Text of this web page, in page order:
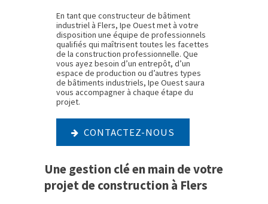
En tant que constructeur de bâtiment
industriel à Flers, Ipe Ouest met à votre
disposition une équipe de professionnels
qualifiés qui maîtrisent toutes les facettes
de la construction professionnelle. Que
vous ayez besoin d’un entrepôt, d’un
espace de production ou d’autres types
de bâtiments industriels, Ipe Ouest saura
vous accompagner à chaque étape du
projet.
CONTACTEZ-NOUS
Une gestion clé en main de votre
projet de construction à Flers